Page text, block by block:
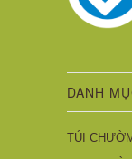
DANH
TÚI